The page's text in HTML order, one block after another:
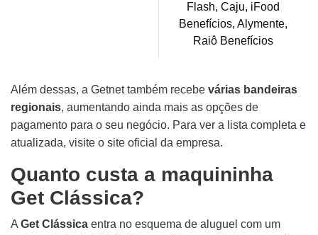
Flash, Caju, iFood
Benefícios, Alymente,
Raiô Benefícios
Além dessas, a Getnet também recebe várias bandeiras
regionais, aumentando ainda mais as opções de
pagamento para o seu negócio. Para ver a lista completa e
atualizada, visite o site oficial da empresa.
Quanto custa a maquininha
Get Clássica?
A Get Clássica entra no esquema de aluguel com um